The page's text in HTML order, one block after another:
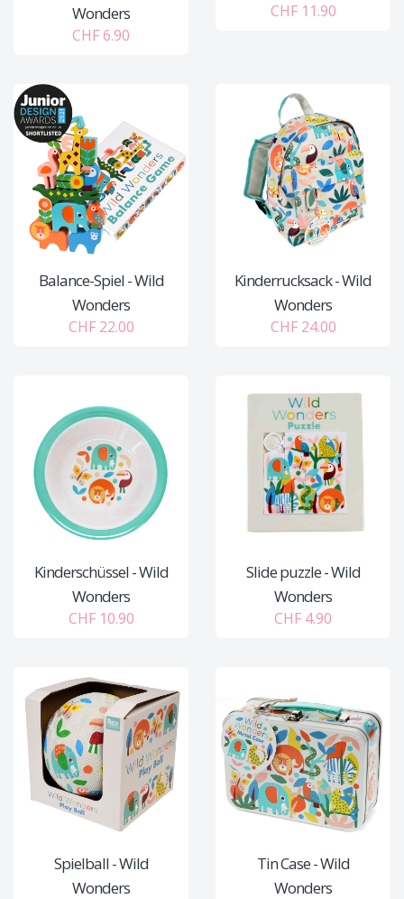
Wonders
CHF 6.90
CHF 11.90
Balance-Spiel - Wild
Wonders
CHF 22.00
Kinderrucksack - Wild
Wonders
CHF 24.00
Kinderschüssel - Wild
Wonders
CHF 10.90
Slide puzzle - Wild
Wonders
CHF 4.90
Spielball - Wild
Wonders
Tin Case - Wild
Wonders